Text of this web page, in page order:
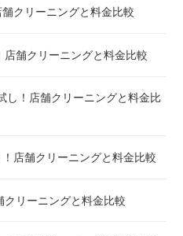
ランキング
ビス 料金比較 ! 市販の圧縮袋
ット ! 料金 比較
ランキング
クリーニングと料金比較
舗クリーニングと料金比較
し！店舗クリーニングと料金比
店舗クリーニングと料金比較
リーニングと料金比較